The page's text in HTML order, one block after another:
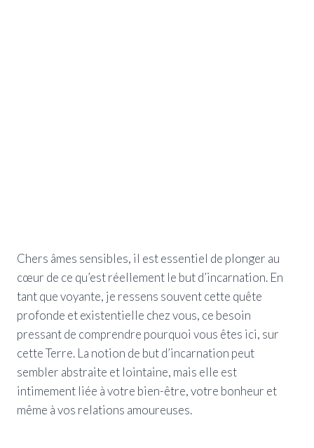
Chers âmes sensibles, il est essentiel de plonger au
cœur de ce qu’est réellement le but d’incarnation. En
tant que voyante, je ressens souvent cette quête
profonde et existentielle chez vous, ce besoin
pressant de comprendre pourquoi vous êtes ici, sur
cette Terre. La notion de but d’incarnation peut
sembler abstraite et lointaine, mais elle est
intimement liée à votre bien-être, votre bonheur et
même à vos relations amoureuses.